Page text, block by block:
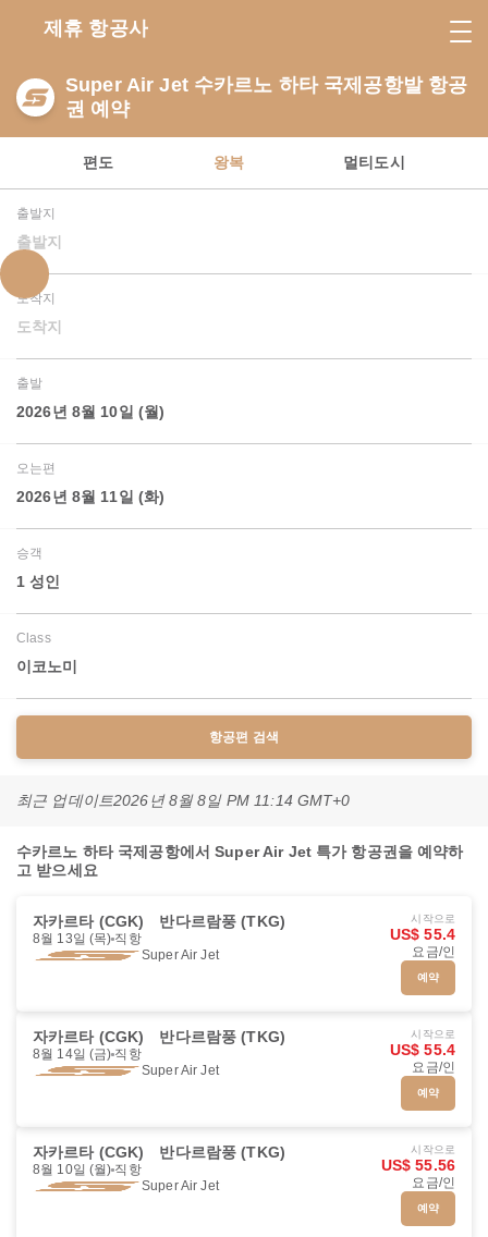
제휴 항공사
Super Air Jet 수카르노 하타 국제공항발 항공
권 예약
편도 왕복 멀티도시
출발지
출발지
도착지
도착지
출발
2026년 8월 10일 (월)
오는편
2026년 8월 11일 (화)
승객
1 성인
Class
이코노미
항공편 검색
최근 업데이트2026년 8월 8일 PM 11:14 GMT+0
수카르노 하타 국제공항에서 Super Air Jet 특가 항공권을 예약하
고 받으세요
자카르타 (CGK) 반다르람풍 (TKG)
8월 13일 (목) 직항
Super Air Jet
시작으로
US$ 55.4
요금/인
예약
자카르타 (CGK) 반다르람풍 (TKG)
8월 14일 (금) 직항
Super Air Jet
시작으로
US$ 55.4
요금/인
예약
자카르타 (CGK) 반다르람풍 (TKG)
8월 10일 (월) 직항
Super Air Jet
시작으로
US$ 55.56
요금/인
예약